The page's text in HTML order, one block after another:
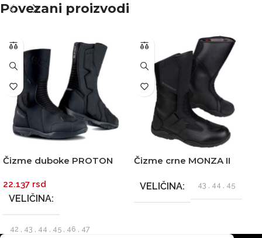
Povezani proizvodi
Čizme duboke PROTON
22.137 rsd
VELIČINA
42 , 43 , 44 , 45 , 46 , 47
Čizme crne MONZA II
VELIČINA
43 , 44 , 45